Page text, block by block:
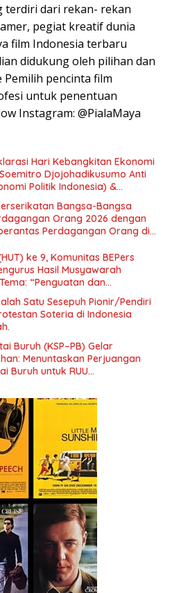
terdiri dari rekan- rekan
pegiat kreatif dunia
film Indonesia terbaru
didukung oleh pilihan dan
pencinta film
untuk penentuan
Instagram: @PialaMaya
Hari Kebangkitan Ekonomi
Djojohadikusumo Anti
Politik Indonesia) &
Undang-Undang Perekonomian
dalam Menata Bangsa
Bangsa-Bangsa
Orang 2026 dengan
Perdagangan Orang di
ke 9, Komunitas BEPers
Hasil Musyawarah
“Penguatan dan
yang Berbasis Riset di seluruh
Satu Sesepuh Pionir/Pendiri
Soteria di Indonesia
Buruh (KSP–PB) Gelar
Menuntaskan Perjuangan
Buruh untuk RUU